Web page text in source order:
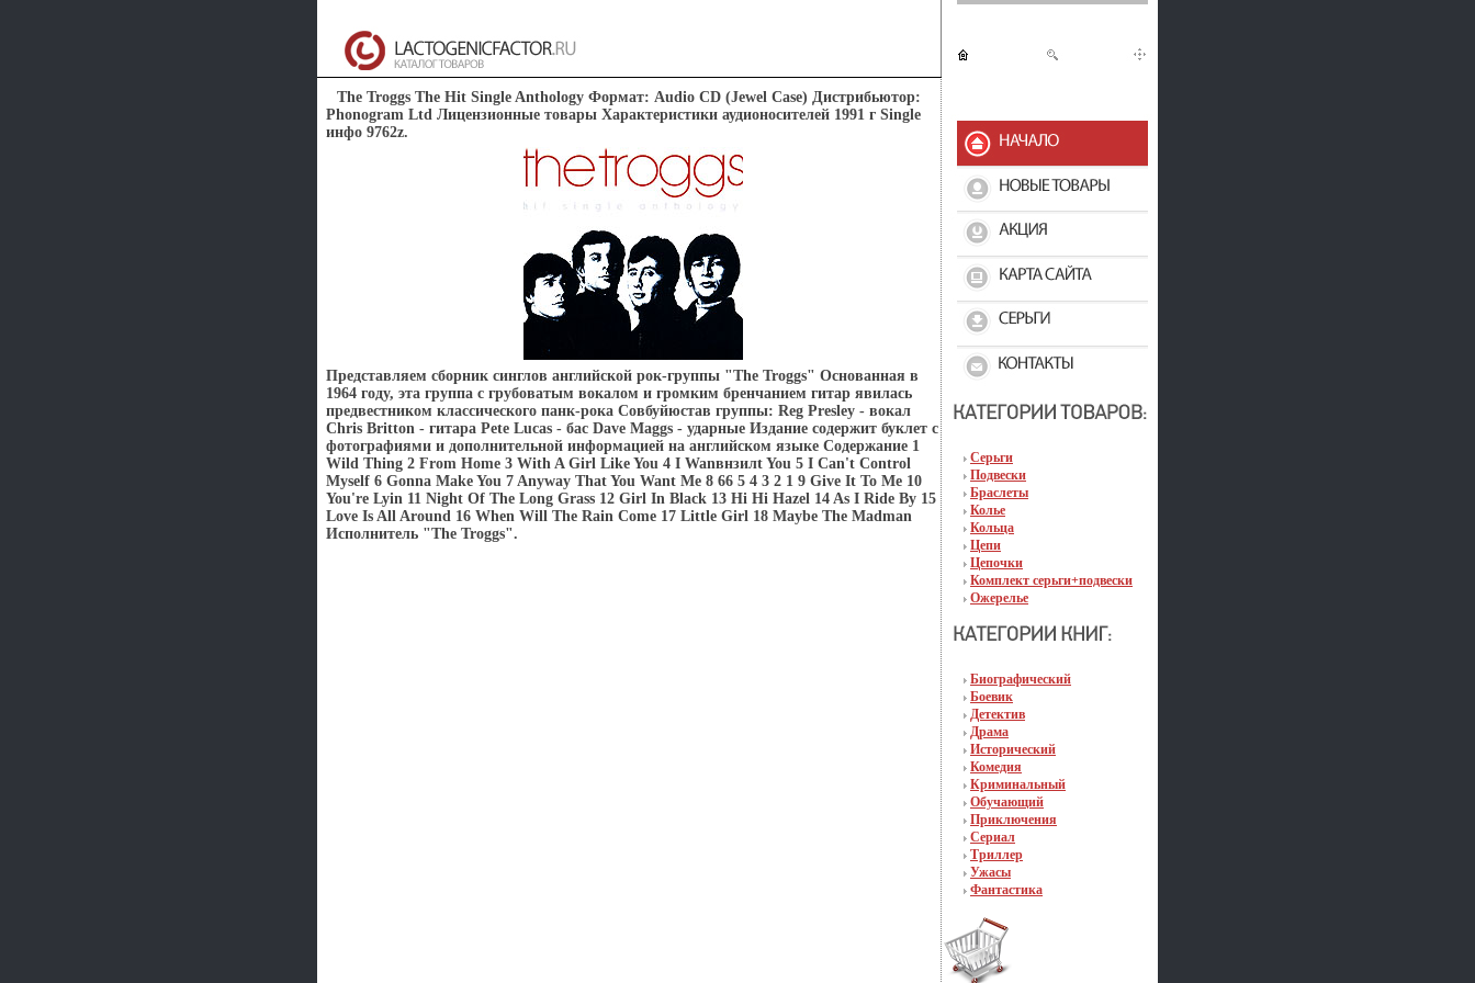
Серьги
Подвески
Браслеты
Колье
Кольца
Цепи
Цепочки
Комплект серьги+подвески
Ожерелье
Биографический
Боевик
Детектив
Драма
Исторический
Комедия
Криминальный
Обучающий
Приключения
Сериал
Триллер
Ужасы
Фантастика
The Troggs The Hit Single Anthology Формат: Audio CD (Jewel Case) Дистрибьютор:
Phonogram Ltd Лицензионные товары Характеристики аудионосителей 1991 г Single
инфо 9762z.
Представляем сборник синглов английской рок-группы "The Troggs" Основанная в
1964 году, эта группа с грубоватым вокалом и громким бренчанием гитар явилась
предвестником классического панк-рока Совбуйюстав группы: Reg Presley - вокал
Chris Britton - гитара Pete Lucas - бас Dave Maggs - ударные Издание содержит буклет с
фотографиями и дополнительной информацией на английском языке Содержание 1
Wild Thing 2 From Home 3 With A Girl Like You 4 I Wanвнзилt You 5 I Can't Control
Myself 6 Gonna Make You 7 Anyway That You Want Me 8 66 5 4 3 2 1 9 Give It To Me 10
You're Lyin 11 Night Of The Long Grass 12 Girl In Black 13 Hi Hi Hazel 14 As I Ride By 15
Love Is All Around 16 When Will The Rain Come 17 Little Girl 18 Maybe The Madman
Исполнитель "The Troggs".